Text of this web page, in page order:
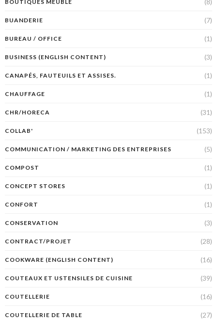
BOUTIQUES MEUBLE (8)
BUANDERIE (7)
BUREAU / OFFICE (1)
BUSINESS (ENGLISH CONTENT) (3)
CANAPÉS, FAUTEUILS ET ASSISES. (1)
CHAUFFAGE (1)
CHR/HORECA (31)
COLLAB' (153)
COMMUNICATION / MARKETING DES ENTREPRISES (5)
COMPOST (1)
CONCEPT STORES (1)
CONFORT (1)
CONSERVATION (3)
CONTRACT/PROJET (28)
COOKWARE (ENGLISH CONTENT) (16)
COUTEAUX ET USTENSILES DE CUISINE (39)
COUTELLERIE (16)
COUTELLERIE DE TABLE (27)